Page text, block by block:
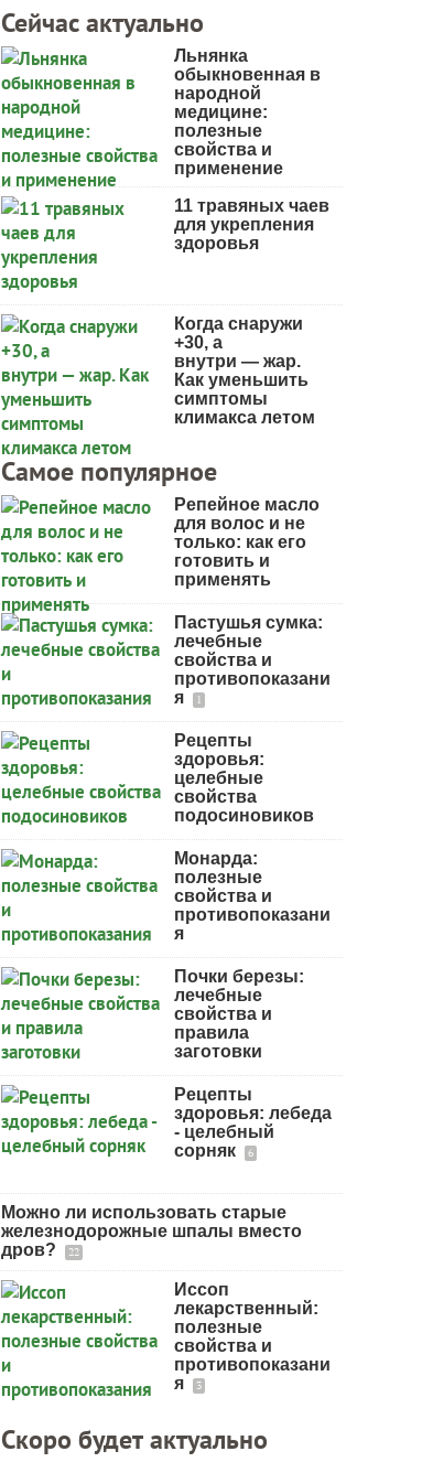
Сейчас актуально
Льнянка
обыкновенная в
народной
медицине:
полезные
свойства и
применение
11 травяных чаев
для укрепления
здоровья
Когда снаружи
+30, а
внутри — жар.
Как уменьшить
симптомы
климакса летом
Самое популярное
Репейное масло
для волос и не
только: как его
готовить и
применять
Пастушья сумка:
лечебные
свойства и
противопоказани
я
1
Рецепты
здоровья:
целебные
свойства
подосиновиков
Монарда:
полезные
свойства и
противопоказани
я
Почки березы:
лечебные
свойства и
правила
заготовки
Рецепты
здоровья: лебеда
- целебный
сорняк
6
Можно ли использовать старые
железнодорожные шпалы вместо
дров?
22
Иссоп
лекарственный:
полезные
свойства и
противопоказани
я
3
Скоро будет актуально